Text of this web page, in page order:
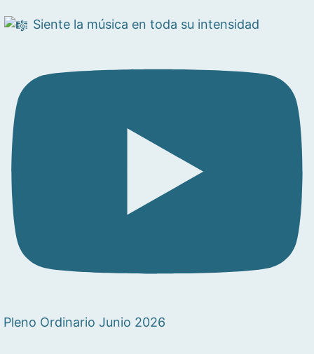
Siente la música en toda su intensidad
Pleno Ordinario Junio 2026